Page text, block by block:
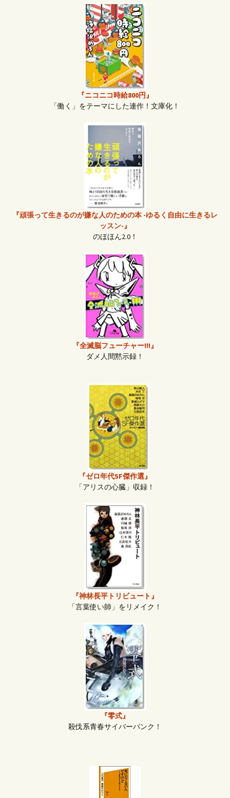
『ニコニコ時給800円』
「働く」をテーマにした連作！文庫化！
『頑張って生きるのが嫌な人のための本 -ゆるく自由に生きるレ
ッスン-』
のほほん2.0！
『全滅脳フューチャー!!!』
ダメ人間黙示録！
『ゼロ年代SF傑作選』
「アリスの心臓」収録！
『神林長平トリビュート』
「言葉使い師」をリメイク！
『零式』
殺伐系青春サイバーパンク！